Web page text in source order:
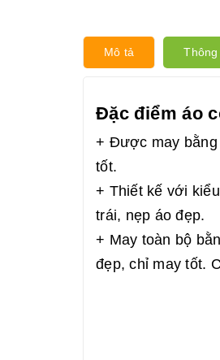
Mô tả Thông
Đặc điểm áo
+ Được may bằng
tốt.
+ Thiết kế với
trái, nẹp áo đẹp.
+ May toàn bộ
đẹp, chỉ may tốt.